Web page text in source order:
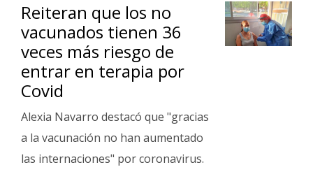
Reiteran que los no
vacunados tienen 36
veces más riesgo de
entrar en terapia por
Covid
Alexia Navarro destacó que "gracias
a la vacunación no han aumentado
las internaciones" por coronavirus.